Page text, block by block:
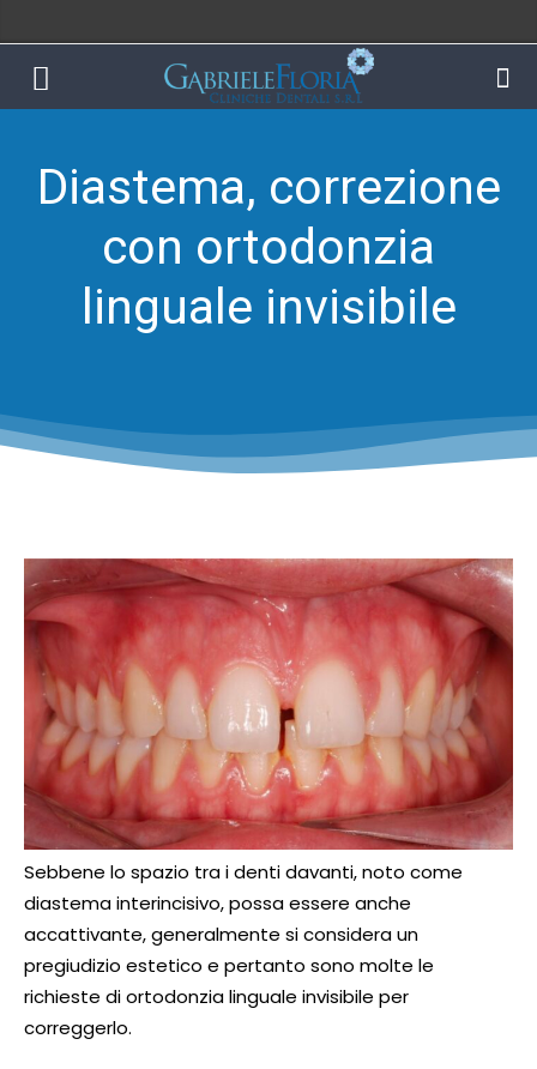
Diastema, correzione
con ortodonzia
linguale invisibile
Sebbene lo spazio tra i denti davanti, noto come
diastema interincisivo, possa essere anche
accattivante, generalmente si considera un
pregiudizio estetico e pertanto sono molte le
richieste di ortodonzia linguale invisibile per
correggerlo.